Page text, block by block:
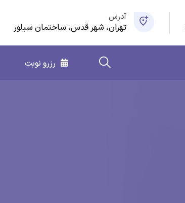
آدرس
تهران، شهر قدس، ساختمان سیلور
رزرو نوبت